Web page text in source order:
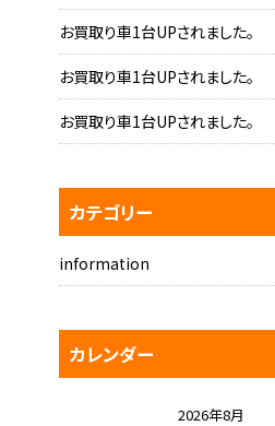
お買取り車1台UPされました。
お買取り車1台UPされました。
お買取り車1台UPされました。
カテゴリー
information
カレンダー
2026年8月